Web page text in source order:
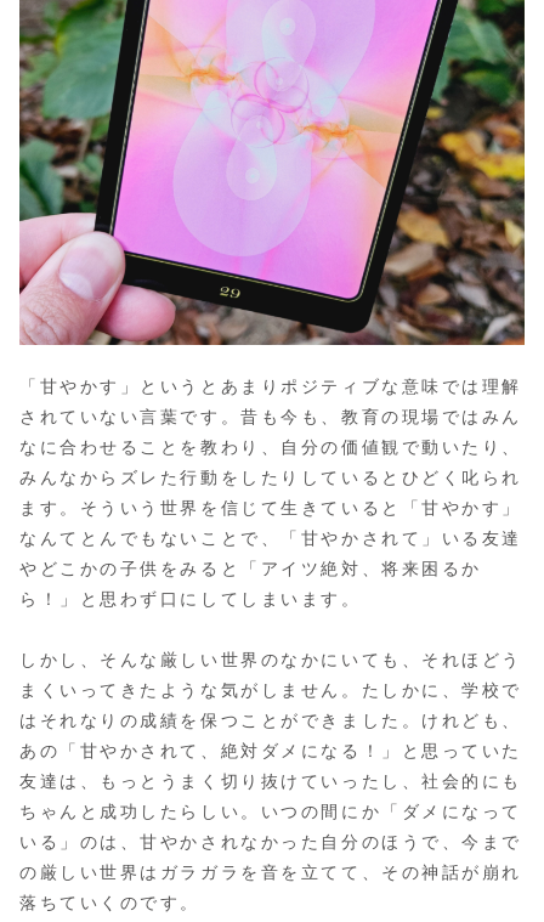
「甘やかす」というとあまりポジティブな意味では理解
されていない言葉です。昔も今も、教育の現場ではみん
なに合わせることを教わり、自分の価値観で動いたり、
みんなからズレた行動をしたりしているとひどく叱られ
ます。そういう世界を信じて生きていると「甘やかす」
なんてとんでもないことで、「甘やかされて」いる友達
やどこかの子供をみると「アイツ絶対、将来困るか
ら！」と思わず口にしてしまいます。
しかし、そんな厳しい世界のなかにいても、それほどう
まくいってきたような気がしません。たしかに、学校で
はそれなりの成績を保つことができました。けれども、
あの「甘やかされて、絶対ダメになる！」と思っていた
友達は、もっとうまく切り抜けていったし、社会的にも
ちゃんと成功したらしい。いつの間にか「ダメになって
いる」のは、甘やかされなかった自分のほうで、今まで
の厳しい世界はガラガラを音を立てて、その神話が崩れ
落ちていくのです。